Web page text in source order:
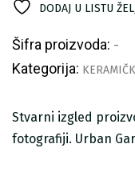
DODAJ U LISTU
Šifra proizvoda: -
Kategorija:
Stvarni izgled
fotografiji. Urban